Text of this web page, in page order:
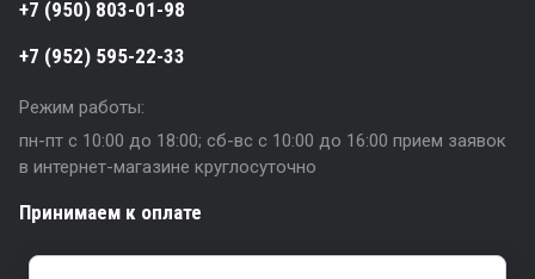
+7 (950) 803-01-98
+7 (952) 595-22-33
Режим работы:
пн-пт с 10:00 до 18:00; сб-вс с 10:00 до 16:00 прием заявок
в интернет-магазине круглосуточно
Принимаем к оплате